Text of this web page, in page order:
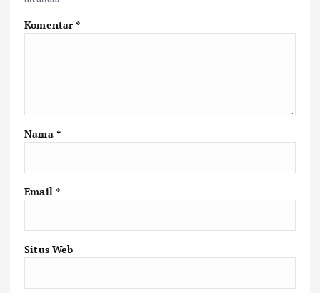
Komentar*
Nama *
Email *
Situs Web